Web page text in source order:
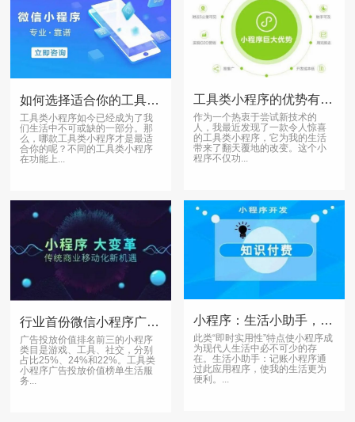
如何选择适合你的工具小程序
工具类小程序如今已经成为了我
们生活中不可或缺的一部分。那
么，哪款工具类小程序才是最适
合你的呢？不同的工具类小程序
在功能上...
工具类小程序的优势有哪些
作为一个热衷于尝试新技术的
人，我最近发现了一款令人惊喜
的工具类小程序，它为我的生活
带来了翻天覆地的改变。这个小
程序不仅功...
行业首份微信小程序广告投放价值榜单发布，你准备好了吗？
广告投放价值排名前三的小程序
类目是游戏、工具、社交，分别
占比25%、24%和22%。工具类
小程序广告投放价值榜单生活服
务...
小程序：生活小助手，让你的生活更便捷
此类“即时实用性”特点使小程序成
为现代人生活中必不可少的存
在。生活小助手：记账小程序通
过此应用程序，使我的生活更为
便利。...